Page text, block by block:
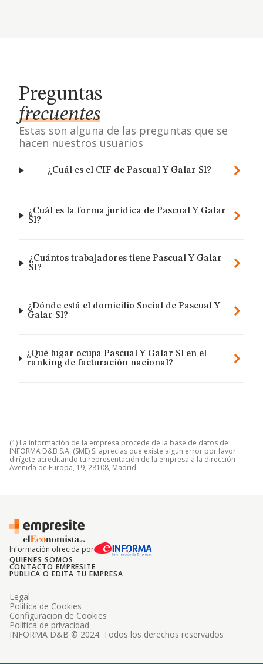
Preguntas
frecuentes
Estas son alguna de las preguntas que se
hacen nuestros usuarios
¿Cuál es el CIF de Pascual Y Galar Sl?
¿Cuál es la forma jurídica de Pascual Y Galar
Sl?
¿Cuántos trabajadores tiene Pascual Y Galar
Sl?
¿Dónde está el domicilio Social de Pascual Y
Galar Sl?
¿Qué lugar ocupa Pascual Y Galar Sl en el
ranking de facturación nacional?
(1) La información de la empresa procede de la base de datos de
INFORMA D&B S.A. (SME) Si aprecias que existe algún error por favor
dirígete acreditando tu representación de la empresa a la dirección
Avenida de Europa, 19, 28108, Madrid.
Información ofrecida por
QUIENES SOMOS
CONTACTO EMPRESITE
PUBLICA O EDITA TU EMPRESA
INFORMA D&B © 2024. Todos los derechos reservados
Legal
Politica de Cookies
Configuracion de Cookies
Politica de privacidad